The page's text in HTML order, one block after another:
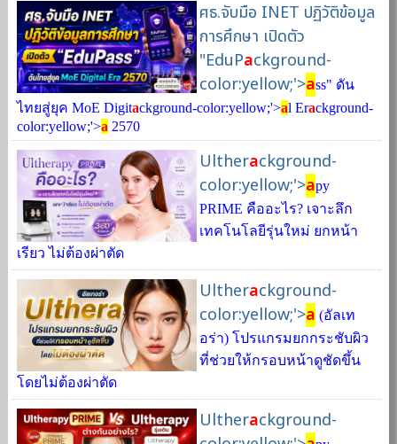
ศธ.จับมือ INET ปฏิวัติข้อมูล
การศึกษา เปิดตัว
"EduPackground-
color:yellow;'>ass" ดัน
ไทยสู่ยุค MoE Digitackground-color:yellow;'>al Erackground-
color:yellow;'>a 2570
Ultherackground-
color:yellow;'>apy
PRIME คืออะไร? เจาะลึก
เทคโนโลยีรุ่นใหม่ ยกหน้า
เรียว ไม่ต้องผ่าตัด
Ultherackground-
color:yellow;'>a (อัลเท
อร่า) โปรแกรมยกกระชับผิว
ที่ช่วยให้กรอบหน้าดูชัดขึ้น
โดยไม่ต้องผ่าตัด
Ultherackground-